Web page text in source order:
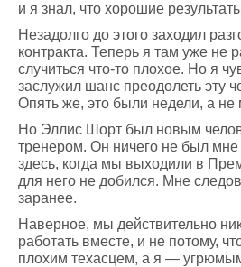
и я знал, что хорошие
Незадолго до этого заходил
контракта. Теперь я там уже не
случиться что-то плохое. Но я
заслужил шанс преодолеть эту
Опять же, это были недели, а не
Но Эллис Шорт был новым
тренером. Он ничего не был
здесь, когда мы выходили в
для него не добился. Мне
заранее.
Наверное, мы действительно
работать вместе, и не потому,
плохим техасцем, а я —